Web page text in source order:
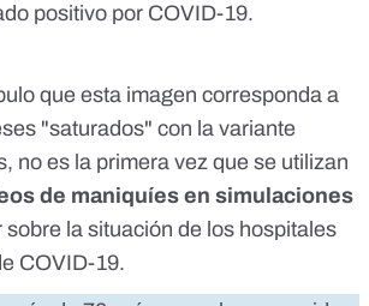
positivo por COVID-19.
que esta imagen corresponda a
"saturados" con la variante
no es la primera vez que se utilizan
de maniquíes en simulaciones
la situación de los hospitales
COVID-19.